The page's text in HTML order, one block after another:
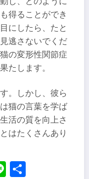
得ることができ
にしたら、たと
逃さないでくだ
の変形性関節症
たします。
。しかし、彼ら
猫の言葉を学ば
活の質を向上さ
はたくさんあり
Line